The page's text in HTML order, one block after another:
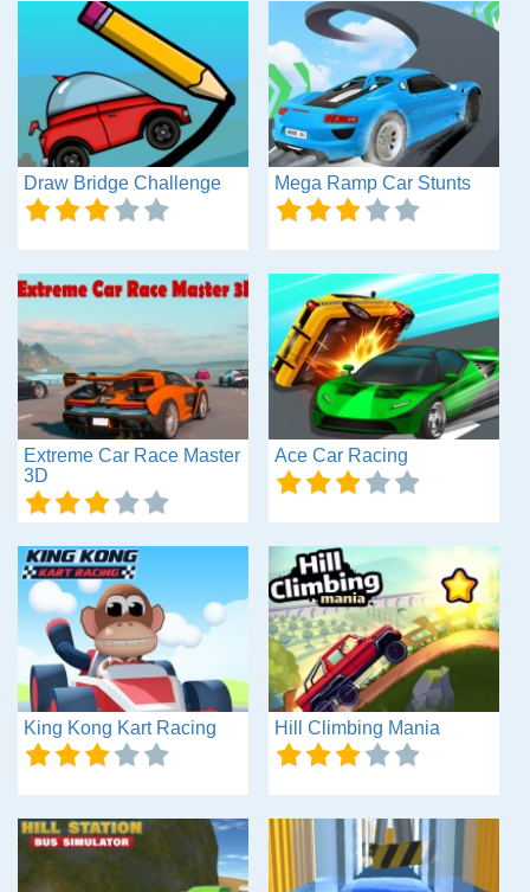
Draw Bridge Challenge Mega Ramp Car Stunts
Extreme Car Race Master
3D
Ace Car Racing
King Kong Kart Racing Hill Climbing Mania